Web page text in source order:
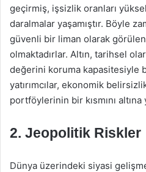
geçirmiş, işsizlik oranları
daralmalar yaşamıştır. Böyle
güvenli bir liman olarak
olmaktadırlar. Altın, tarihsel
değerini koruma kapasitesiyle
yatırımcılar, ekonomik
portföylerinin bir kısmını
2. Jeopolitik Riskler
Dünya üzerindeki siyasi